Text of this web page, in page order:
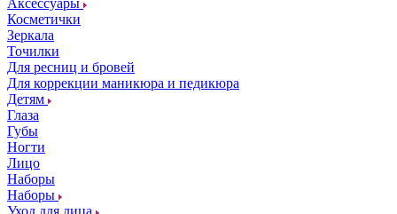
Аксессуары
Косметички
Зеркала
Точилки
Для ресниц и бровей
Для коррекции маникюра и педикюра
Детям
Глаза
Губы
Ногти
Лицо
Наборы
Наборы